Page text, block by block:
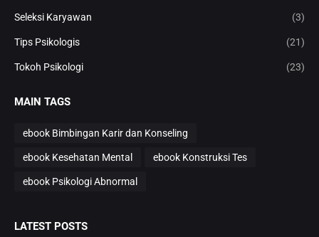
Seleksi Karyawan (3)
Tips Psikologis (21)
Tokoh Psikologi (23)
MAIN TAGS
ebook Bimbingan Karir dan Konseling
ebook Kesehatan Mental ebook Konstruksi Tes
ebook Psikologi Abnormal
LATEST POSTS